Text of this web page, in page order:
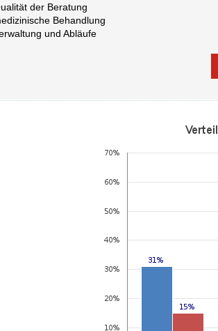
der Beratung
Behandlung
und Abläufe